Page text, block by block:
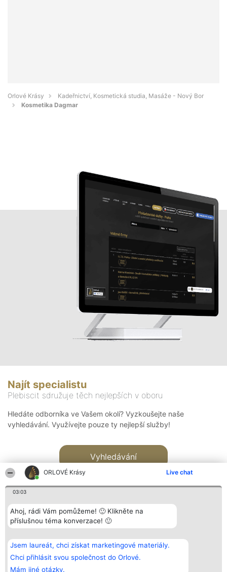
ORLOVÉ Krásy Live chat
03:03
Ahoj, rádi Vám pomůžeme! 🙂 Klikněte na
příslušnou téma konverzace! 🙂
Jsem laureát, chci získat marketingové materiály.
Chci přihlásit svou společnost do Orlové.
Mám jiné otázky.
Orlové Krásy
Kadeřnictví, Kosmetická studia, Masáže - Nový Bor
Kosmetika Dagmar
Najít specialistu
Plebiscit sdružuje těch nejlepších v oboru
Hledáte odborníka ve Vašem okolí? Vyzkoušejte naše
vyhledávání. Využívejte pouze ty nejlepší služby!
Vyhledávání
Bright Side Solutions sp. z o.
o. sp. k.
ul. Ruska 22
Wrocław 50-079
KRS 0000749100 | Regon
Vítězové
Seznam všech
laureátů
Zásady
Kontakt